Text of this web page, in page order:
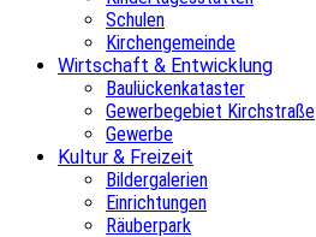
Schulen
Kirchengemeinde
Wirtschaft & Entwicklung
Baulückenkataster
Gewerbegebiet Kirchstraße
Gewerbe
Kultur & Freizeit
Bildergalerien
Einrichtungen
Räuberpark